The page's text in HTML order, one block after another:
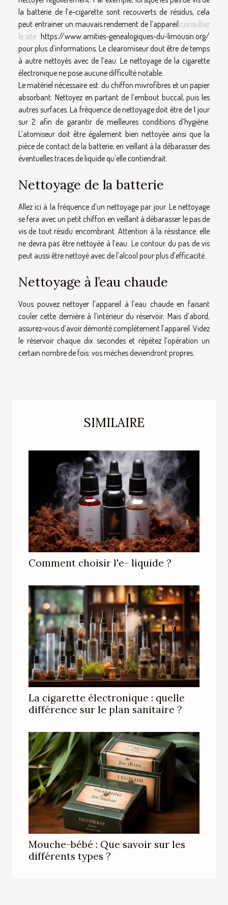
la batterie de l’e-cigarette sont recouverts de résidus, cela
peut entrainer un mauvais rendement de l’appareil:consultez
le site https://www.amities-genealogiques-du-limousin.org/
pour plus d’informations. Le clearomiseur dout être de temps
à autre nettoyés avec de l’eau. Le nettoyage de la cigarette
électronique ne pose aucune difficulté notable.
Le matériel nécessaire est: du chiffon mivrofibres et un papier
absorbant. Nettoyez en partant de l’embout buccal, puis les
autres surfaces. La fréquence de nettoyage doit être de 1 jour
sur 2 afin de garantir de meilleures conditions d’hygiène.
L’atomiseur doit être également bien nettoyée ainsi que la
pièce de contact de la batterie, en veillant à la débarasser des
éventuelles traces de liquide qu’elle contiendrait.
Nettoyage de la batterie
Allez ici à la fréquence d’un nettoyage par jour. Le nettoyage
se fera avec un petit chiffon en veillant à débarasser le pas de
vis de tout résidu encombrant. Attention à la résistance: elle
ne devra pas être nettoyée à l’eau. Le contour du pas de vis
peut aussi être nettoyé avec de l’alcool pour plus d’efficacité.
Nettoyage à l’eau chaude
Vous pouvez nettoyer l’appareil à l’eau chaude en faisant
couler cette dernière à l’intérieur du réservoir. Mais d’abord,
assurez-vous d’avoir démonté complètement l’appareil. Videz
le réservoir chaque dix secondes et répétez l’opération un
certain nombre de fois: vos mèches deviendront propres.
SIMILAIRE
Comment choisir l'e- liquide ?
La cigarette électronique : quelle
différence sur le plan sanitaire ?
Mouche-bébé : Que savoir sur les
différents types ?